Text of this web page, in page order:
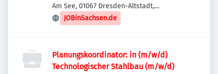
Am See, 01067 Dresden-Altstadt,
Deutschland
JOBinSachsen.de
Planungskoordinator: in (m/w/d)
Technologischer Stahlbau (m/w/d)